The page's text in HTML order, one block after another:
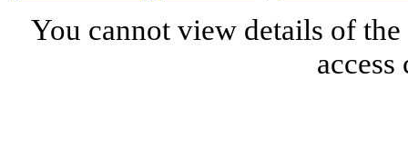
You cannot view details of